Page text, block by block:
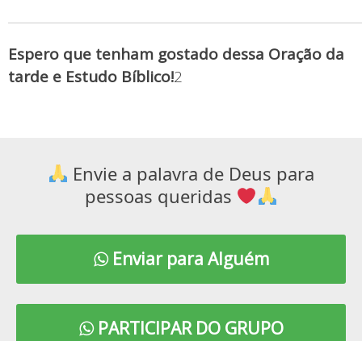
Espero que tenham gostado dessa Oração da
tarde e Estudo Bíblico!2
Envie a palavra de Deus para
pessoas queridas
Enviar para Alguém
PARTICIPAR DO GRUPO